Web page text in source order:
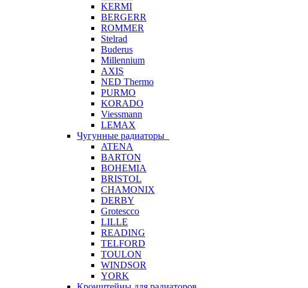
KERMI
BERGERR
ROMMER
Stelrad
Buderus
Millennium
AXIS
NED Thermo
PURMO
KORADO
Viessmann
LEMAX
Чугунные радиаторы
ATENA
BARTON
BOHEMIA
BRISTOL
CHAMONIX
DERBY
Grotescco
LILLE
READING
TELFORD
TOULON
WINDSOR
YORK